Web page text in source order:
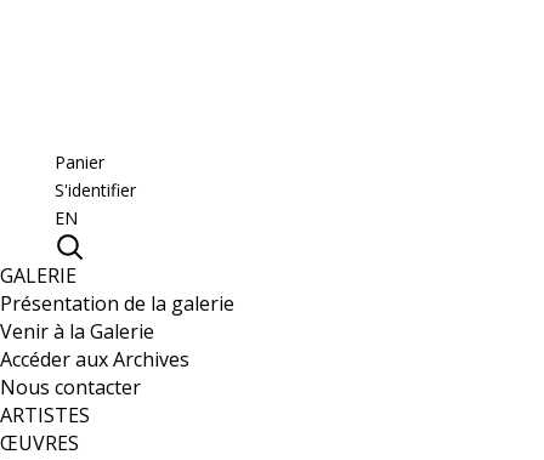
Panier
S'identifier
EN
GALERIE
Présentation de la galerie
Venir à la Galerie
Accéder aux Archives
Nous contacter
ARTISTES
ŒUVRES